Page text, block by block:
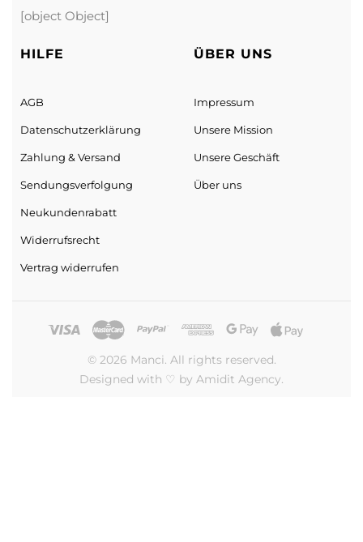
[object Object]
HILFE
AGB
Datenschutz­erklärung
Zahlung & Versand
Sendungs­verfolgung
Neukundenrabatt
Widerrufsrecht
Vertrag widerrufen
ÜBER UNS
Impressum
Unsere Mission
Unsere Geschäft
Über uns
© 2026 Manci. All rights reserved.
Designed with ♡ by Amidit Agency.